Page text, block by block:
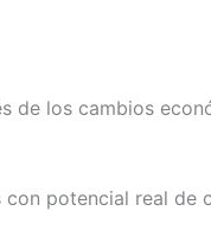
de los cambios
potencial real de